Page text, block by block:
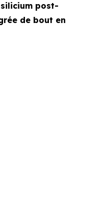
post-
de bout en